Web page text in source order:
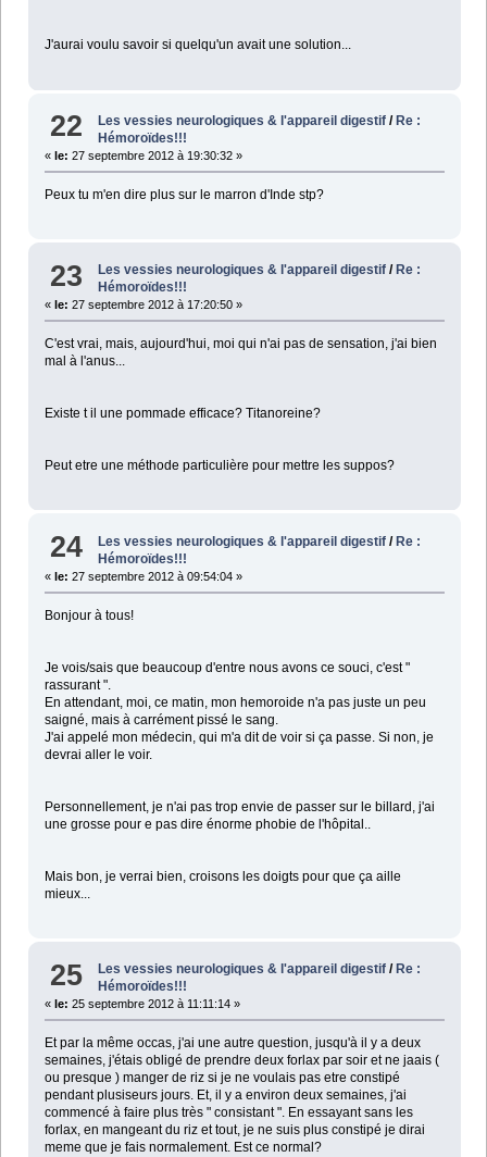
J'aurai voulu savoir si quelqu'un avait une solution...
22 Les vessies neurologiques & l'appareil digestif /Re :
Hémoroïdes!!!
« le: 27 septembre 2012 à 19:30:32 »
Peux tu m'en dire plus sur le marron d'Inde stp?
23 Les vessies neurologiques & l'appareil digestif / Re :
Hémoroïdes!!!
« le: 27 septembre 2012 à 17:20:50 »
C'est vrai, mais, aujourd'hui, moi qui n'ai pas de sensation, j'ai bien
mal à l'anus...
Existe t il une pommade efficace? Titanoreine?
Peut etre une méthode particulière pour mettre les suppos?
24 Les vessies neurologiques & l'appareil digestif /Re :
Hémoroïdes!!!
« le: 27 septembre 2012 à 09:54:04 »
Bonjour à tous!
Je vois/sais que beaucoup d'entre nous avons ce souci, c'est "
rassurant ".
En attendant, moi, ce matin, mon hemoroide n'a pas juste un peu
saigné, mais à carrément pissé le sang.
J'ai appelé mon médecin, qui m'a dit de voir si ça passe. Si non, je
devrai aller le voir.
Personnellement, je n'ai pas trop envie de passer sur le billard, j'ai
une grosse pour e pas dire énorme phobie de l'hôpital..
Mais bon, je verrai bien, croisons les doigts pour que ça aille
mieux...
25 Les vessies neurologiques & l'appareil digestif / Re :
Hémoroïdes!!!
« le: 25 septembre 2012 à 11:11:14 »
Et par la même occas, j'ai une autre question, jusqu'à il y a deux
semaines, j'étais obligé de prendre deux forlax par soir et ne jaais (
ou presque ) manger de riz si je ne voulais pas etre constipé
pendant plusiseurs jours. Et, il y a environ deux semaines, j'ai
commencé à faire plus très " consistant ". En essayant sans les
forlax, en mangeant du riz et tout, je ne suis plus constipé je dirai
meme que je fais normalement. Est ce normal?